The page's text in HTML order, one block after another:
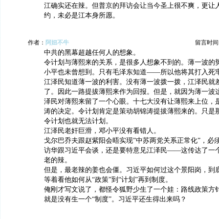
江确实还在辣。但普京的拜访会让当今圣上很不爽，更让
约，未必是江本身所愿。
作者： 阿妞不牛 留言时间
中共的黑幕超越任何人的想象。
令计划与薄熙来的关系，是很多人想象不到的。薄一波的
小平也未曾想到。只有毛泽东知道——所以他将其打入死
江泽民知道薄一波的利害。没有薄一波拨一拨，江泽民就
了。因此一路提拔薄熙来作为回报。但是，就因为薄一波
泽民对薄熙来留了一个心眼。十七大没有让薄熙来上位，
涛的决定。令计划肯定是策动胡锦涛提拔薄熙来的。只是
令计划也就无法计划。
江泽民老奸巨滑，邓小平没有看错人。
戈尔巴乔夫跟赵紫阳会晤实现”中苏两党关系正常化”，必
访华跟习近平会谈，还是要特意见江泽民——这传达了一
老的辣。
但是，最老辣的姜也会僵。习近平如何过这个景阳岗，到
等着看他如何从“政策”到“计划”再到制度。
俺刚才写文说了，都怪令狐野少生了一个娃：路线政策方
就是没有生一个“制度”。习近平还生得出来吗？